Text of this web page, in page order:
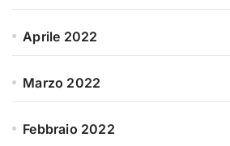
Aprile 2022
Marzo 2022
Febbraio 2022